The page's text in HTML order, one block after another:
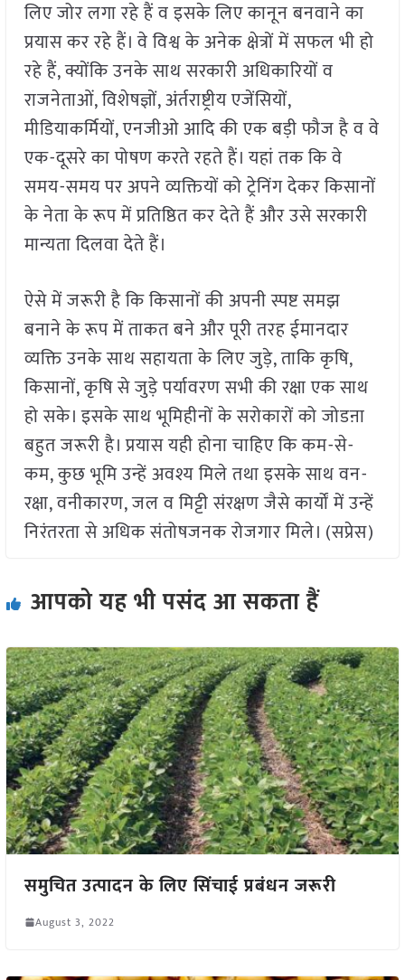
लिए जोर लगा रहे हैं व इसके लिए कानून बनवाने का
प्रयास कर रहे हैं। वे विश्व के अनेक क्षेत्रों में सफल भी हो
रहे हैं, क्योंकि उनके साथ सरकारी अधिकारियों व
राजनेताओं, विशेषज्ञों, अंर्तराष्ट्रीय एजेंसियों,
मीडियाकर्मियों, एनजीओ आदि की एक बड़ी फौज है व वे
एक-दूसरे का पोषण करते रहते हैं। यहां तक कि वे
समय-समय पर अपने व्यक्तियों को ट्रेनिंग देकर किसानों
के नेता के रूप में प्रतिष्ठित कर देते हैं और उसे सरकारी
मान्यता दिलवा देते हैं।
ऐसे में जरूरी है कि किसानों की अपनी स्पष्ट समझ
बनाने के रूप में ताकत बने और पूरी तरह ईमानदार
व्यक्ति उनके साथ सहायता के लिए जुड़े, ताकि कृषि,
किसानों, कृषि से जुड़े पर्यावरण सभी की रक्षा एक साथ
हो सके। इसके साथ भूमिहीनों के सरोकारों को जोडऩा
बहुत जरूरी है। प्रयास यही होना चाहिए कि कम-से-
कम, कुछ भूमि उन्हें अवश्य मिले तथा इसके साथ वन-
रक्षा, वनीकारण, जल व मिट्टी संरक्षण जैसे कार्यों में उन्हें
निरंतरता से अधिक संतोषजनक रोजगार मिले। (सप्रेस)
आपको यह भी पसंद आ सकता हैं
समुचित उत्पादन के लिए सिंचाई प्रबंधन जरूरी
August 3, 2022